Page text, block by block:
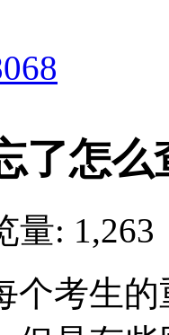
了怎么
量: 1,263
个考生